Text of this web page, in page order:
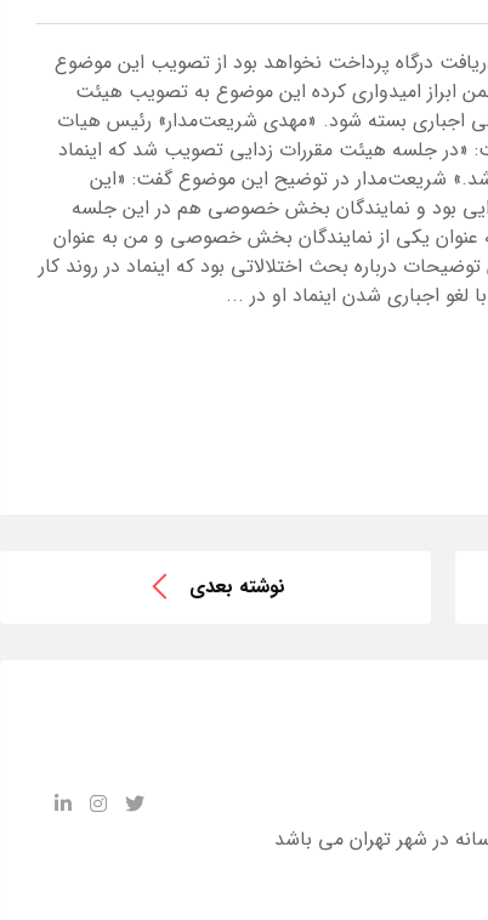
درگاه پرداخت نخواهد بود از تصویب این موضوع
ابراز امیدواری کرده این موضوع به تصویب هیئت
اجباری بسته شود. «مهدی شریعت‌مدار» رئیس هیات
«در جلسه‌ هیئت مقررات‌ زدایی تصویب شد که اینماد
شریعت‌مدار در توضیح این موضوع گفت: «این
بود و نمایندگان بخش خصوصی هم در این جلسه
یکی از نمایندگان بخش خصوصی و من به عنوان
درباره بحث اختلالاتی بود که اینماد در روند کار
اجباری شدن اینماد او در ...
نوشته بعدی
در شهر تهران می باشد